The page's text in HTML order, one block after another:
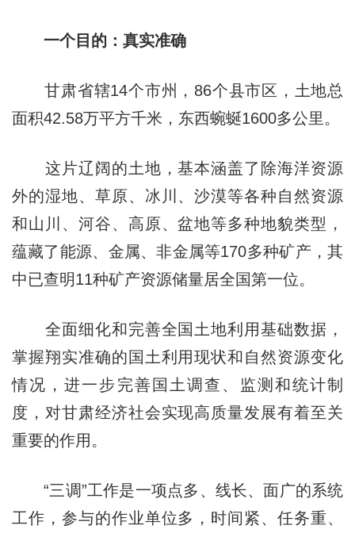
一个目的：真实准确
甘肃省辖14个市州，86个县市区，土地总
面积42.58万平方千米，东西蜿蜒1600多公里。
这片辽阔的土地，基本涵盖了除海洋资源
外的湿地、草原、冰川、沙漠等各种自然资源
和山川、河谷、高原、盆地等多种地貌类型，
蕴藏了能源、金属、非金属等170多种矿产，其
中已查明11种矿产资源储量居全国第一位。
全面细化和完善全国土地利用基础数据，
掌握翔实准确的国土利用现状和自然资源变化
情况，进一步完善国土调查、监测和统计制
度，对甘肃经济社会实现高质量发展有着至关
重要的作用。
“三调”工作是一项点多、线长、面广的系统
工作，参与的作业单位多，时间紧、任务重、